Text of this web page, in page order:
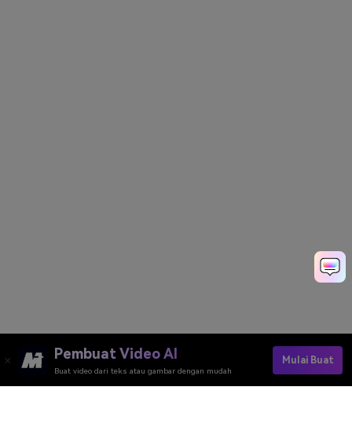
Pembuat Video AI
Buat video dari teks atau gambar dengan mudah
Mulai Buat